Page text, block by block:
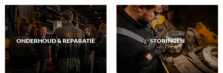
ONDERHOUD & REPARATIE STORINGEN